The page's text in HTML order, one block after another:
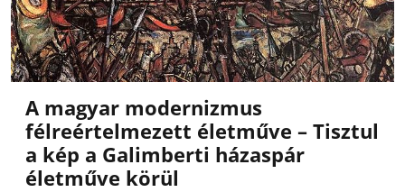
A magyar modernizmus
félreértelmezett életműve – Tisztul
a kép a Galimberti házaspár
életműve körül